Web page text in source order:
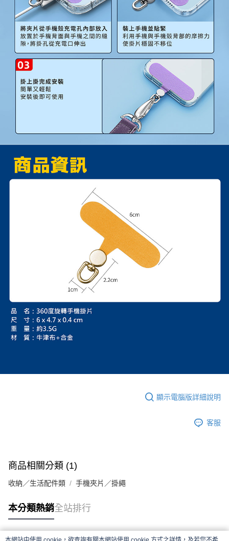
顯示電腦版詳細說明
客服
商品相關分類 (1)
收納／生活配件類 手機夾片／掛繩
本分類熱銷全站排行